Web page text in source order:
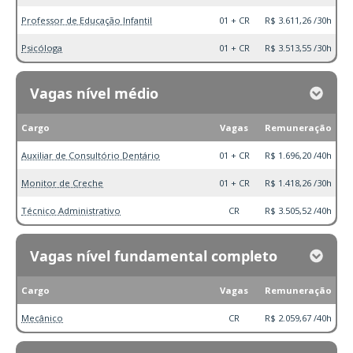
Professor de Educação Infantil 01 + CR R$ 3.611,26 /30h
Psicóloga 01 + CR R$ 3.513,55 /30h
Vagas nível médio
Cargo Vagas Remuneração
Auxiliar de Consultório Dentário 01 + CR R$ 1.696,20 /40h
Monitor de Creche 01 + CR R$ 1.418,26 /30h
Técnico Administrativo CR R$ 3.505,52 /40h
Vagas nível fundamental completo
Cargo Vagas Remuneração
Mecânico CR R$ 2.059,67 /40h